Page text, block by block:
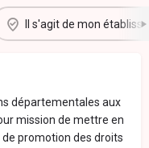
Il s'agit de mon
départementales aux
mission de mettre en
promotion des droits